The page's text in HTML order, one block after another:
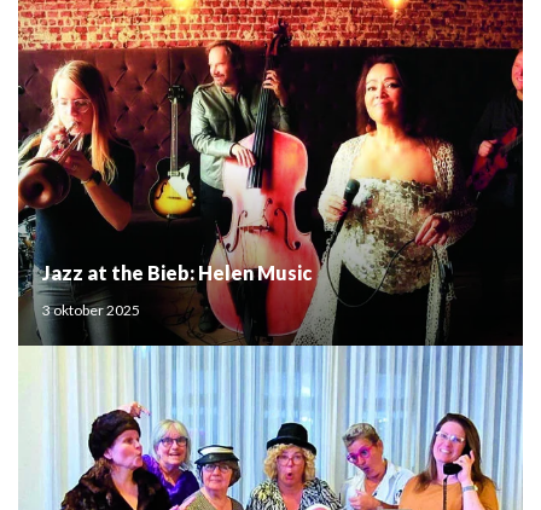
Jazz at the Bieb: Helen Music
3 oktober 2025